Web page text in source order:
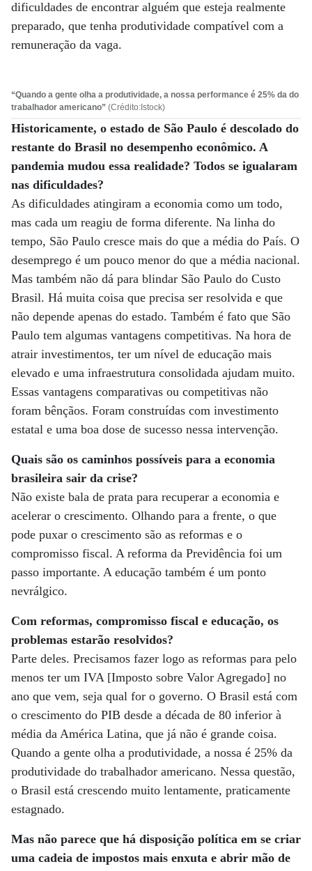
dificuldades de encontrar alguém que esteja realmente
preparado, que tenha produtividade compatível com a
remuneração da vaga.
“Quando a gente olha a produtividade, a nossa performance é 25% da do
trabalhador americano” (Crédito:Istock)
Historicamente, o estado de São Paulo é descolado do
restante do Brasil no desempenho econômico. A
pandemia mudou essa realidade? Todos se igualaram
nas dificuldades?
As dificuldades atingiram a economia como um todo,
mas cada um reagiu de forma diferente. Na linha do
tempo, São Paulo cresce mais do que a média do País. O
desemprego é um pouco menor do que a média nacional.
Mas também não dá para blindar São Paulo do Custo
Brasil. Há muita coisa que precisa ser resolvida e que
não depende apenas do estado. Também é fato que São
Paulo tem algumas vantagens competitivas. Na hora de
atrair investimentos, ter um nível de educação mais
elevado e uma infraestrutura consolidada ajudam muito.
Essas vantagens comparativas ou competitivas não
foram bênçãos. Foram construídas com investimento
estatal e uma boa dose de sucesso nessa intervenção.
Quais são os caminhos possíveis para a economia
brasileira sair da crise?
Não existe bala de prata para recuperar a economia e
acelerar o crescimento. Olhando para a frente, o que
pode puxar o crescimento são as reformas e o
compromisso fiscal. A reforma da Previdência foi um
passo importante. A educação também é um ponto
nevrálgico.
Com reformas, compromisso fiscal e educação, os
problemas estarão resolvidos?
Parte deles. Precisamos fazer logo as reformas para pelo
menos ter um IVA [Imposto sobre Valor Agregado] no
ano que vem, seja qual for o governo. O Brasil está com
o crescimento do PIB desde a década de 80 inferior à
média da América Latina, que já não é grande coisa.
Quando a gente olha a produtividade, a nossa é 25% da
produtividade do trabalhador americano. Nessa questão,
o Brasil está crescendo muito lentamente, praticamente
estagnado.
Mas não parece que há disposição política em se criar
uma cadeia de impostos mais enxuta e abrir mão de